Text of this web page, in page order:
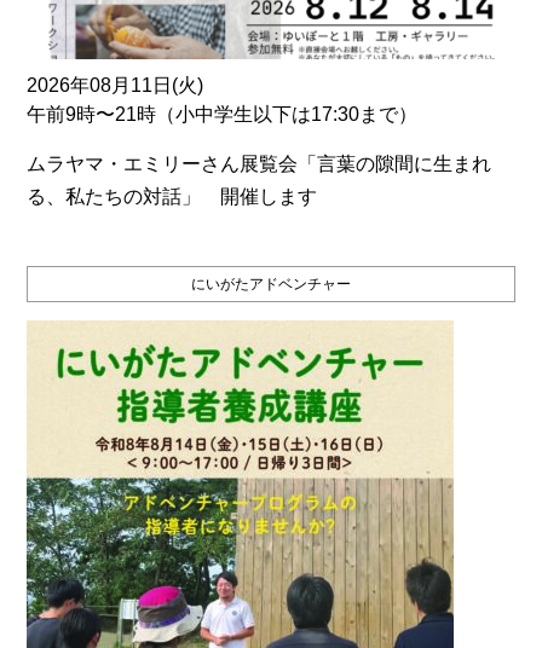
2026年08月11日(火)
午前9時〜21時（小中学生以下は17:30まで）
ムラヤマ・エミリーさん展覧会「言葉の隙間に生まれ
る、私たちの対話」 開催します
にいがたアドベンチャー